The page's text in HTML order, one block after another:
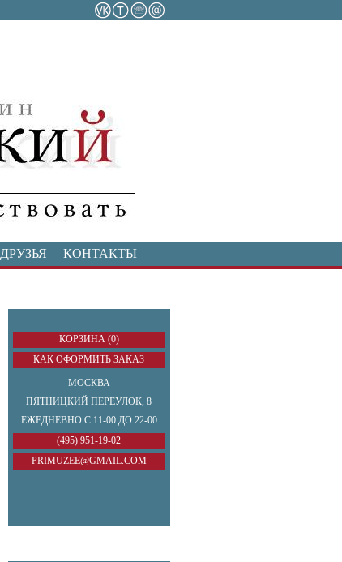
ДРУЗЬЯ КОНТАКТЫ
КОРЗИНА (0)
КАК ОФОРМИТЬ ЗАКАЗ
МОСКВА
ПЯТНИЦКИЙ ПЕРЕУЛОК, 8
ЕЖЕДНЕВНО С 11-00 ДО 22-00
(495) 951-19-02
PRIMUZEE@GMAIL.COM